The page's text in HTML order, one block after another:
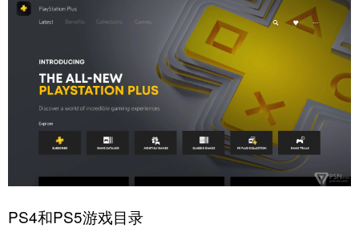
PS4和PS5游戏目录